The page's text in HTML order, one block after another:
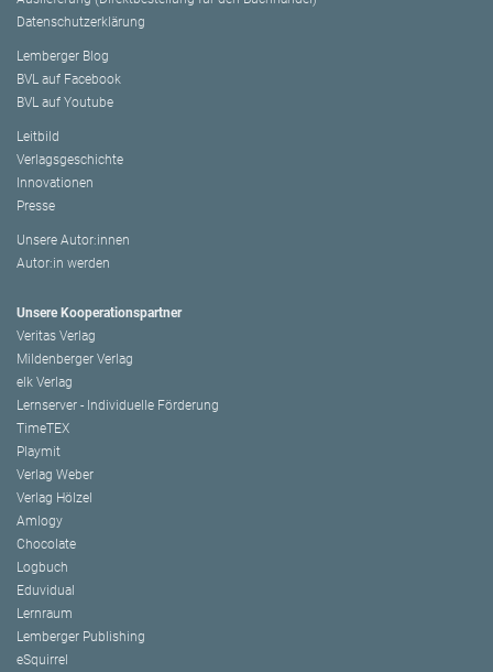
Datenschutzerklärung
Lemberger Blog
BVL auf Facebook
BVL auf Youtube
Leitbild
Verlagsgeschichte
Innovationen
Presse
Unsere Autor:innen
Autor:in werden
Unsere Kooperationspartner
Veritas Verlag
Mildenberger Verlag
elk Verlag
Lernserver - Individuelle Förderung
TimeTEX
Playmit
Verlag Weber
Verlag Hölzel
Amlogy
Chocolate
Logbuch
Eduvidual
Lernraum
Lemberger Publishing
eSquirrel